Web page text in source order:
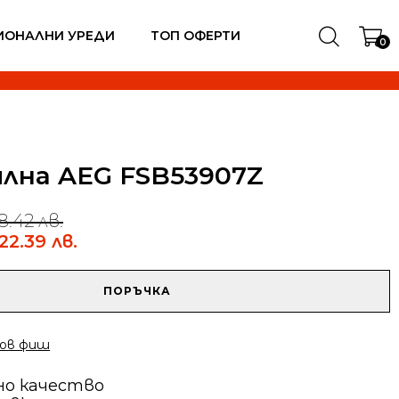
УРЕДИ ТОП ОФЕРТИ 0
AEG FSB53907Z
лв.
лв.
ПОРЪЧКА
фиш
качество